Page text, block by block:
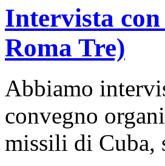
Intervista
Roma Tre)
Abbiamo
convegno
missili di Cuba,